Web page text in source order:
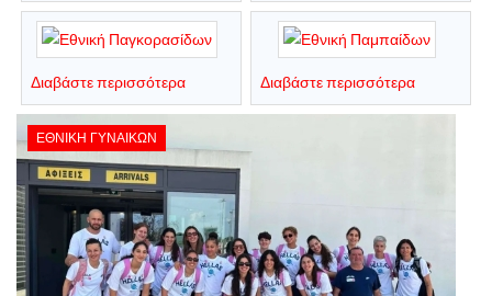
Διαβάστε περισσότερα Διαβάστε περισσότερα
ΕΘΝΙΚΉ ΓΥΝΑΙΚΏΝ